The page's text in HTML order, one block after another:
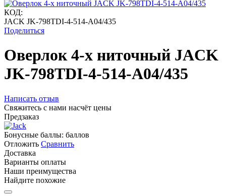
КОД:
JACK JK-798TDI-4-514-A04/435
Поделиться
Оверлок 4-х ниточный JACK
JK-798TDI-4-514-A04/435
Написать отзыв
Свяжитесь с нами насчёт цены
Предзаказ
Бонусные баллы: баллов
Отложить Сравнить
Доставка
Варианты оплаты
Наши преимущества
Найдите похожие